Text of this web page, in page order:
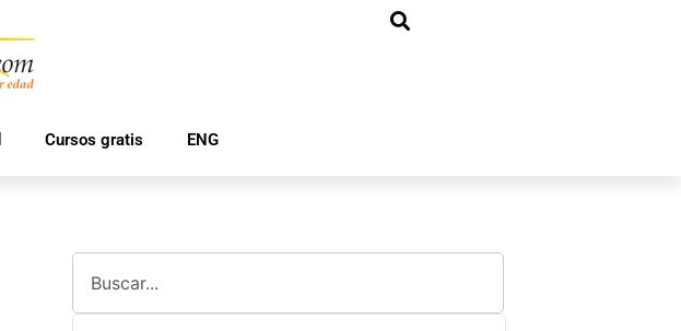
Cursos gratis ENG